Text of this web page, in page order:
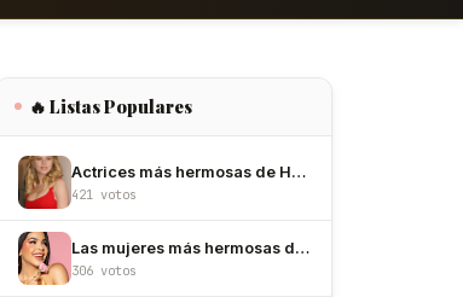
🔥 Listas Populares
Actrices más hermosas de Hollywood
421 votos
Las mujeres más hermosas de México
306 votos